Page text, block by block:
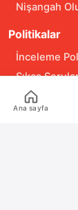
Nişangah
Politikalar
İnceleme
Sıkça
Alıntı ve
Ana sayfa